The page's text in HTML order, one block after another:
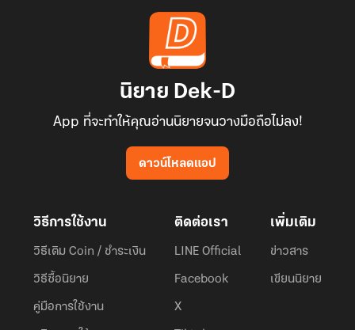
นิยาย Dek-D
App ที่จะทำให้คุณอ่านนิยายจนวางมือถือไม่ลง!
ดาวน์โหลดแอป
วิธีการใช้งาน
วิธีเติม Coin / ชำระเงิน
วิธีซื้อนิยาย
คู่มือการใช้งาน
ติดต่อเรา
LINE Official
Facebook
X
เพิ่มเติม
ข่าวสาร
เขียนนิยาย